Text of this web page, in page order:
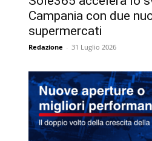
Campania con due
supermercati
Redazione - 31 Luglio 2026